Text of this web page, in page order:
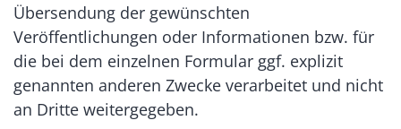
Übersendung der gewünschten
Veröffentlichungen oder Informationen bzw. für
die bei dem einzelnen Formular ggf. explizit
genannten anderen Zwecke verarbeitet und nicht
an Dritte weitergegeben.